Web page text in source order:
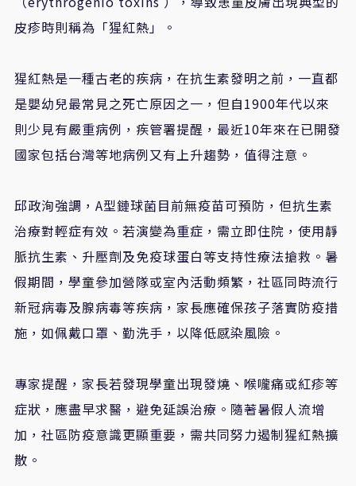
皮疹時則稱為「猩紅熱」。
猩紅熱是一種古老的疾病，在抗生素發明之前，一直都
是嬰幼兒最常見之死亡原因之一，但自1900年代以來
則少見有嚴重病例，疾管署提醒，最近10年來在已開發
國家包括台灣等地病例又有上升趨勢，值得注意。
邱政洵強調，A型鏈球菌目前無疫苗可預防，但抗生素
治療對輕症有效。若演變為重症，需立即住院，使用靜
脈抗生素、升壓劑及免疫球蛋白等支持性療法搶救。暑
假期間，學童參加營隊或室內活動頻繁，社區同時流行
新冠病毒及腺病毒等疾病，家長應確保孩子落實防疫措
施，如佩戴口罩、勤洗手，以降低感染風險。
專家提醒，家長若發現學童出現發燒、喉嚨痛或紅疹等
症狀，應盡早求醫，避免延誤治療。隨著暑假人流增
加，社區防疫意識更顯重要，需共同努力遏制猩紅熱擴
散。